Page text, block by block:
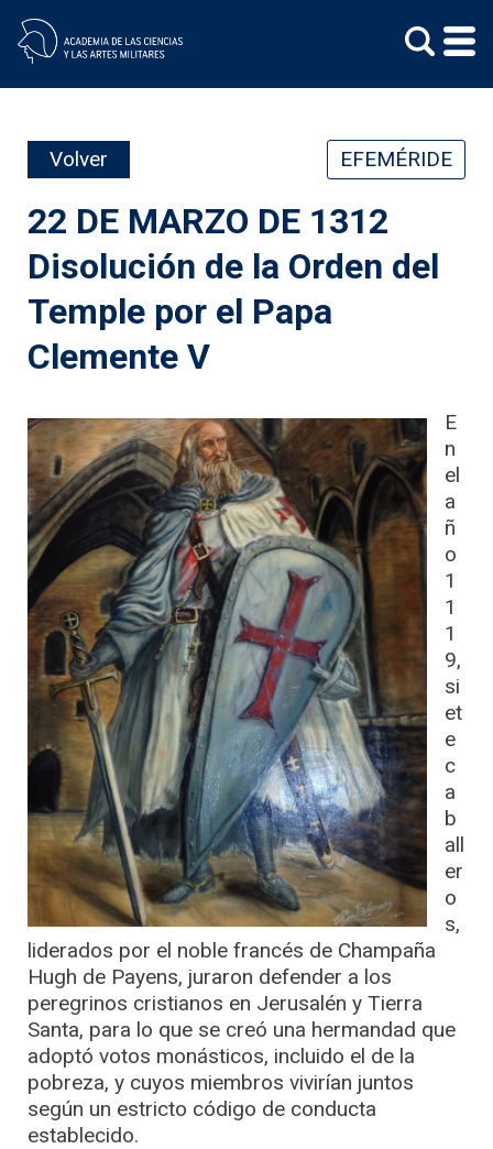
content
Volver EFEMÉRIDE
22 DE MARZO DE 1312
Disolución de la Orden del
Temple por el Papa
Clemente V
E
n
el
a
ñ
o
1
1
1
9,
si
et
e
c
a
b
all
er
o
s,
liderados por el noble francés de Champaña
Hugh de Payens, juraron defender a los
peregrinos cristianos en Jerusalén y Tierra
Santa, para lo que se creó una hermandad que
adoptó votos monásticos, incluido el de la
pobreza, y cuyos miembros vivirían juntos
según un estricto código de conducta
establecido.